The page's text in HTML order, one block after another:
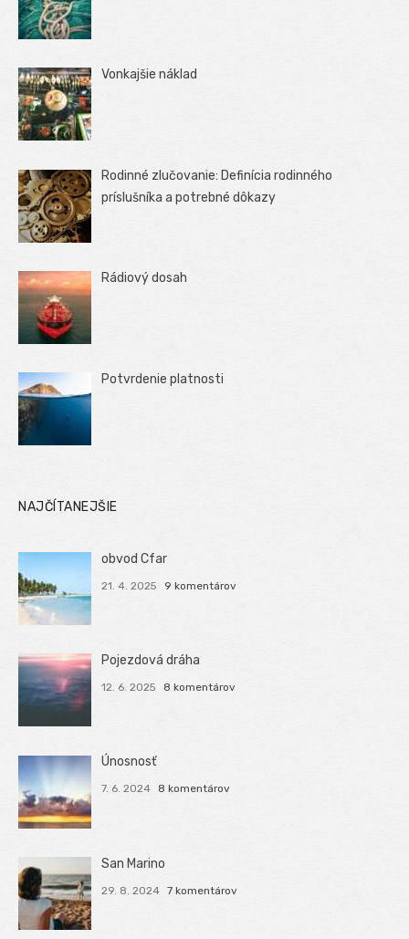
Vonkajšie náklad
Rodinné zlučovanie: Definícia rodinného
príslušníka a potrebné dôkazy
Rádiový dosah
Potvrdenie platnosti
NAJČÍTANEJŠIE
obvod Cfar
21. 4. 2025 9 komentárov
Pojezdová dráha
12. 6. 2025 8 komentárov
Únosnosť
7. 6. 2024 8 komentárov
San Marino
29. 8. 2024 7 komentárov